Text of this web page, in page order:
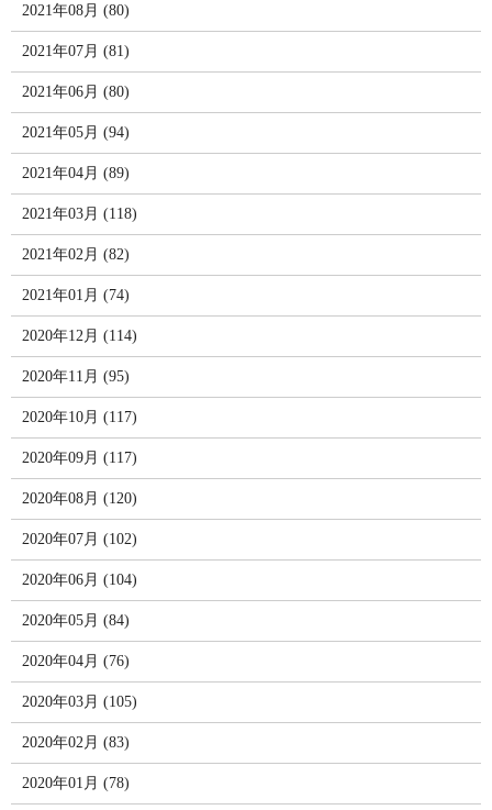
2021年08月 (80)
2021年07月 (81)
2021年06月 (80)
2021年05月 (94)
2021年04月 (89)
2021年03月 (118)
2021年02月 (82)
2021年01月 (74)
2020年12月 (114)
2020年11月 (95)
2020年10月 (117)
2020年09月 (117)
2020年08月 (120)
2020年07月 (102)
2020年06月 (104)
2020年05月 (84)
2020年04月 (76)
2020年03月 (105)
2020年02月 (83)
2020年01月 (78)